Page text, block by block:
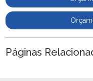
Páginas